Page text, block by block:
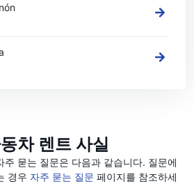
차 렌트 사실
주 묻는 질문은 다음과 같습니다. 질문에
경우 자주 묻는 질문 페이지를 참조하세